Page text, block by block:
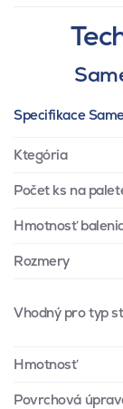
Specifikace
Ktegória
Počet ks na
Hmotnosť
Rozmery
Vhodný pro typ
Hmotnosť
Povrchová